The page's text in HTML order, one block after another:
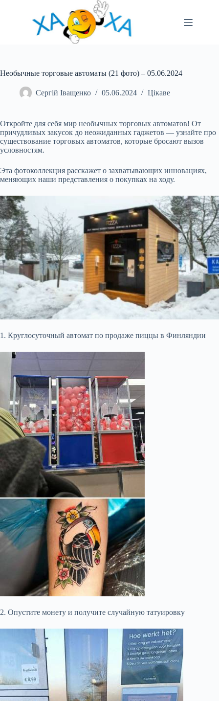
Необычные торговые автоматы (21 фото) – 05.06.2024
Сергій Іващенко 05.06.2024 Цікаве
Откройте для себя мир необычных торговых автоматов! От
причудливых закусок до неожиданных гаджетов — узнайте про
существование торговых автоматов, которые бросают вызов
условностям.
Эта фотоколлекция расскажет о захватывающих инновациях,
меняющих наши представления о покупках на ходу.
1. Круглосуточный автомат по продаже пиццы в Финляндии
2. Опустите монету и получите случайную татуировку